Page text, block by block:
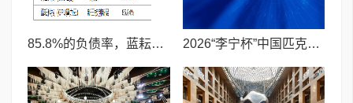
85.8%的负债率，蓝耘科技"小巨人"复核明年恐摘帽 2026“李宁杯”中国匹克球巡回赛青少年赛-河南鹤壁站圆满落幕